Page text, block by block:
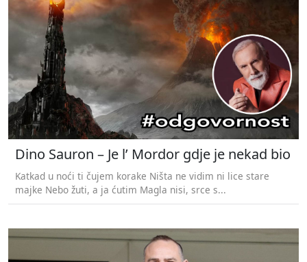
Dino Sauron – Je l’ Mordor gdje je nekad bio
Katkad u noći ti čujem korake Ništa ne vidim ni lice stare
majke Nebo žuti, a ja ćutim Magla nisi, srce s...